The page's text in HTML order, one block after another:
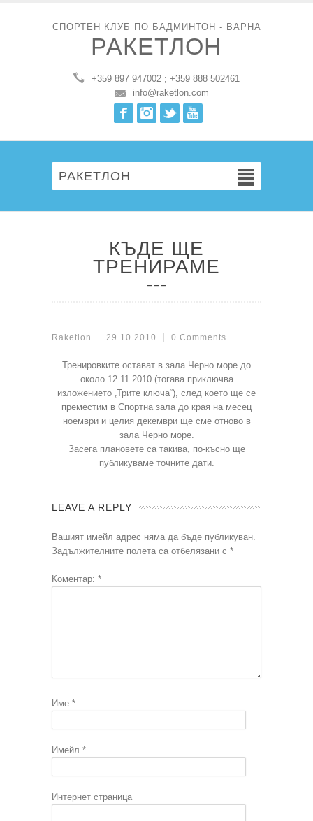
СПОРТЕН КЛУБ ПО БАДМИНТОН - ВАРНА
РАКЕТЛОН
+359 897 947002 ; +359 888 502461
info@raketlon.com
FacebookInstagram
Twitter
РАКЕТЛОН
КЪДЕ ЩЕ
ТРЕНИРАМЕ
Raketlon 29.10.2010 0 Comments
Тренировките остават в зала Черно море до
около 12.11.2010 (тогава приключва
изложението „Трите ключа“), след което ще се
преместим в Спортна зала до края на месец
ноември и целия декември ще сме отново в
зала Черно море.
Засега плановете са такива, по-късно ще
публикуваме точните дати.
LEAVE A REPLY
Вашият имейл адрес няма да бъде публикуван.
Задължителните полета са отбелязани с *
Коментар: *
Име *
Имейл *
Интернет страница